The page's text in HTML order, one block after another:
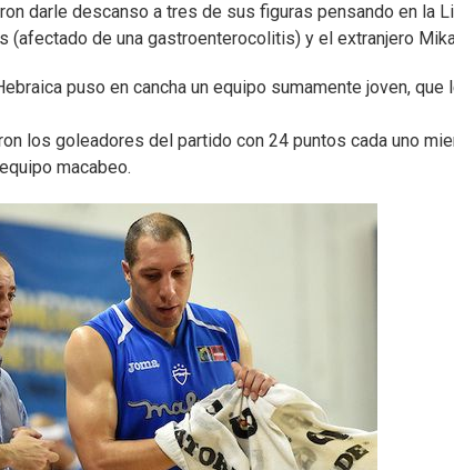
darle descanso a tres de sus figuras pensando en la
(afectado de una gastroenterocolitis) y el extranjero
puso en cancha un equipo sumamente joven,
los goleadores del partido con 24 puntos cada uno
macabeo.